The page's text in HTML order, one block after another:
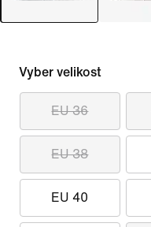
Vyber velikost
EU 36
EU 38
EU 40